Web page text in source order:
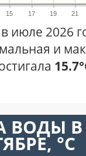
15 17 19 21
июле 2026
и
ВОДЫ
°C